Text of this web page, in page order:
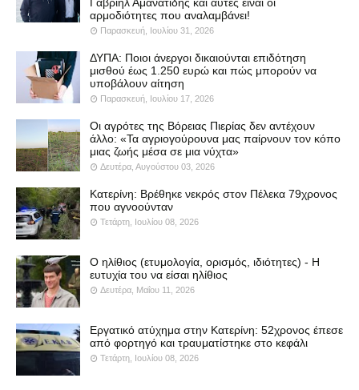
αρμοδιότητες που αναλαμβάνει!
Παρασκευή, Ιουλίου 31, 2026
ΔΥΠΑ: Ποιοι άνεργοι δικαιούνται επιδότηση
μισθού έως 1.250 ευρώ και πώς μπορούν να
υποβάλουν αίτηση
Παρασκευή, Ιουλίου 17, 2026
Οι αγρότες της Βόρειας Πιερίας δεν αντέχουν
άλλο: «Τα αγριογούρουνα μας παίρνουν τον κόπο
μιας ζωής μέσα σε μια νύχτα»
Δευτέρα, Αυγούστου 03, 2026
Κατερίνη: Βρέθηκε νεκρός στον Πέλεκα 79χρονος
που αγνοούνταν
Τετάρτη, Ιουλίου 08, 2026
Ο ηλίθιος (ετυμολογία, ορισμός, ιδιότητες) - Η
ευτυχία του να είσαι ηλίθιος
Δευτέρα, Μαΐου 11, 2026
Εργατικό ατύχημα στην Κατερίνη: 52χρονος έπεσε
από φορτηγό και τραυματίστηκε στο κεφάλι
Τετάρτη, Ιουλίου 08, 2026